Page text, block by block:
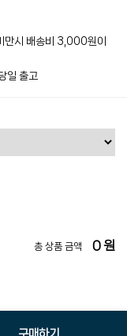
시 배송비 3,000원이
일 출고
총 상품 금액 0원